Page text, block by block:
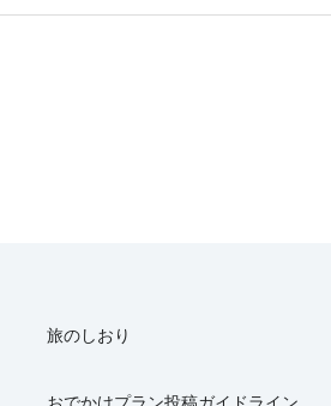
旅のしおり
おでかけプラン投稿ガイドライン